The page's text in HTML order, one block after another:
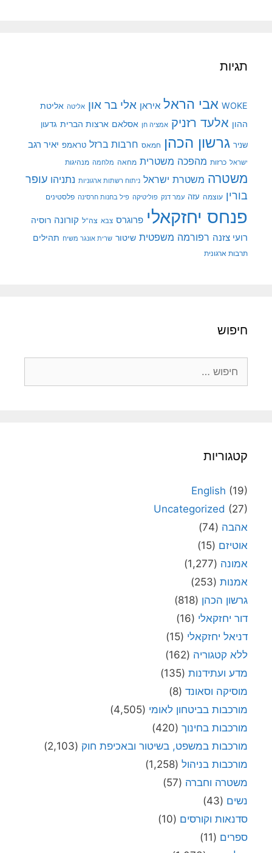
תגיות
WOKE אבי הראל איראן אלי בר און אליטה אליטת
ההון אלעד רזניק אמציה חן אסלאם ארצות הברית גדעון
שניר גרשון הכהן חמאס חרבות ברזל טראמפ יאיר רגב
ישראל כרזות מהפכה משטרית מחאה מלחמה מנהיגות
משטרה משטרת ישראל ניתוח רשתות ארגוניות נתניהו עופר
בורין עוצמה עזה עמר דנק פוליטיקה פיל בחנות חרסינה פלסטינים
פנחס יחזקאלי פרוגרס צבא צה"ל קורונה רוסיה
רועי צזנה רפורמה משפטית שיטור שרית אונגר משיח תהילים
תרבות ארגונית
חיפוש
קטגוריות
English (19)
Uncategorized (27)
אהבה (74)
אוטיזם (15)
אמונה (1,277)
אמנות (253)
גרשון הכהן (818)
דור יחזקאלי (16)
דניאל יחזקאלי (15)
ללא קטגוריה (162)
מדע ועתידנות (135)
מוסיקה וסאונד (8)
מורכבות בביטחון לאומי (4,505)
מורכבות בחינוך (420)
מורכבות במשפט, בשיטור ובאכיפת חוק (2,103)
מורכבות בניהול (1,258)
משטרה וחברה (57)
נשים (43)
סדנאות וקורסים (10)
ספרים (11)